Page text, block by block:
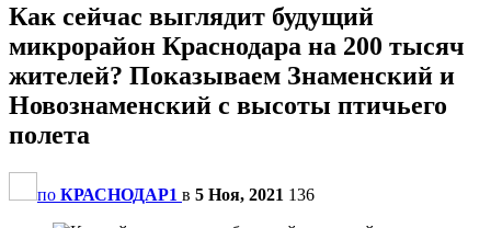
Как сейчас выглядит будущий
микрорайон Краснодара на 200 тысяч
жителей? Показываем Знаменский и
Новознаменский с высоты птичьего
полета
по КРАСНОДАР1 в 5 Ноя, 2021 136